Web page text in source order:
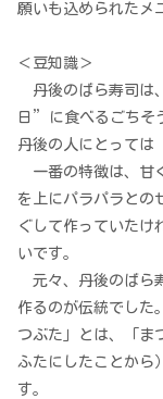
願いも込められたメ
＜豆知識＞
丹後のばら寿司は
日”に食べるごちそ
丹後の人にとっては
一番の特徴は、甘
を上にパラパラとの
ぐして作っていたけ
いです。
元々、丹後のばら
作るのが伝統でした
つぶた」とは、「ま
ふたにしたことから
す。